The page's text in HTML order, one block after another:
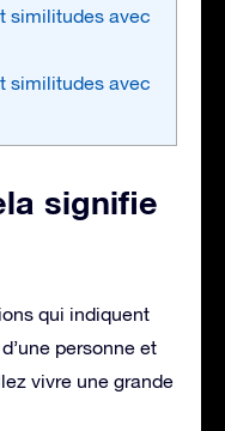
similitudes avec
similitudes avec
signifie
qui indiquent
personne et
vivre une grande